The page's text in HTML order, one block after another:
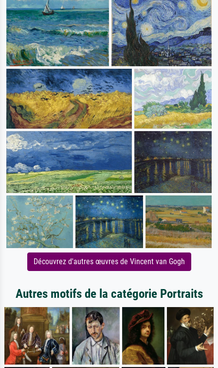
Découvrez d'autres œuvres de Vincent van Gogh
Autres motifs de la catégorie Portraits